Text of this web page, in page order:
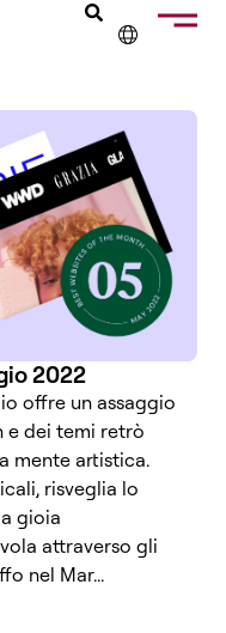
ENGLISH
FRANÇAIS
NEDERLANDS
DEUTSCH
PORTUGUÊS
2022
offre un assaggio
e dei temi retrò
mente artistica.
risveglia lo
gioia
attraverso gli
nel Mar...